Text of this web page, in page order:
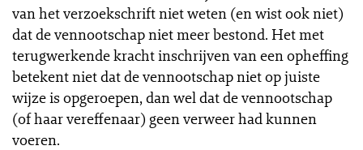
van het verzoekschrift niet weten (en wist ook niet)
dat de vennootschap niet meer bestond. Het met
terugwerkende kracht inschrijven van een opheffing
betekent niet dat de vennootschap niet op juiste
wijze is opgeroepen, dan wel dat de vennootschap
(of haar vereffenaar) geen verweer had kunnen
voeren.